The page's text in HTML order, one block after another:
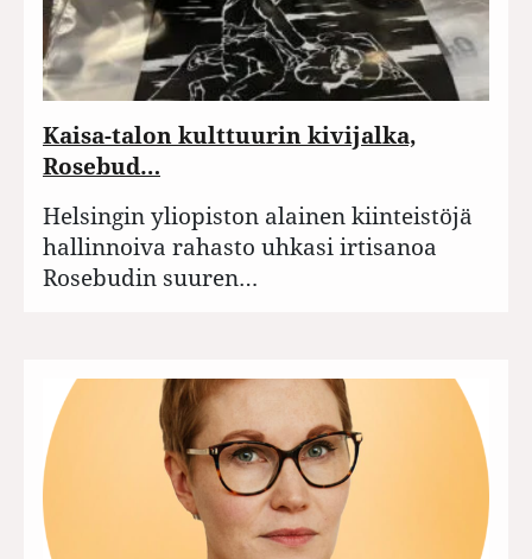
Kaisa-talon kulttuurin kivijalka,
Rosebud…
Helsingin yliopiston alainen kiinteistöjä
hallinnoiva rahasto uhkasi irtisanoa
Rosebudin suuren…